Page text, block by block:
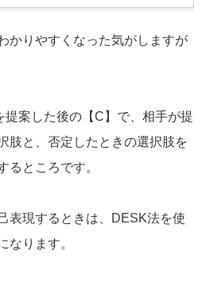
かりやすくなった気がしますが
提案した後の【C】で、相手が提
肢と、否定したときの選択肢を
るところです。
表現するときは、DESK法を使
なります。